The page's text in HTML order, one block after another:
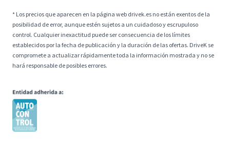
* Los precios que aparecen en la página web drivek.es no están exentos de la
posibilidad de error, aunque estén sujetos a un cuidadoso y escrupuloso
control. Cualquier inexactitud puede ser consecuencia de los límites
establecidos por la fecha de publicación y la duración de las ofertas. DriveK se
compromete a actualizar rápidamente toda la información mostrada y no se
hará responsable de posibles errores.